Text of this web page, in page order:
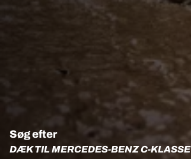
Søg efter
DÆK TIL MERCEDES-BENZ C-KLASSE